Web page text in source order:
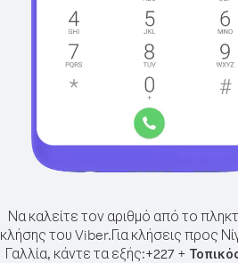
Να καλείτε τον αριθμό από το
κλήσης του Viber.Για κλήσεις προς
Γαλλία, κάντε τα εξής:+227+